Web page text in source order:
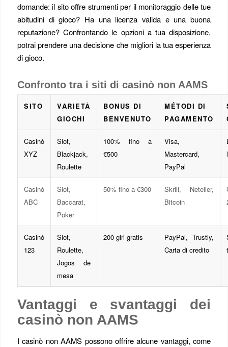
domande: il sito offre strumenti per il monitoraggio delle tue
abitudini di gioco? Ha una licenza valida e una buona
reputazione? Confrontando le opzioni a tua disposizione,
potrai prendere una decisione che migliori la tua esperienza
di gioco.
Confronto tra i siti di casinò non AAMS
SITO
VARIETÀ
GIOCHI
BONUS DI
BENVENUTO
MÉTODI DI
PAGAMENTO
Casinò
XYZ
Slot,
Blackjack,
Roulette
100% fino a
€500
Visa,
Mastercard,
PayPal
Casinò
ABC
Slot,
Baccarat,
Poker
50% fino a €300
Skrill, Neteller,
Bitcoin
Casinò
123
Slot,
Roulette,
Jogos de
mesa
200 giri gratis
PayPal, Trustly,
Carta di credito
Vantaggi e svantaggi dei
casinò non AAMS
I casinò non AAMS possono offrire alcune vantaggi, come